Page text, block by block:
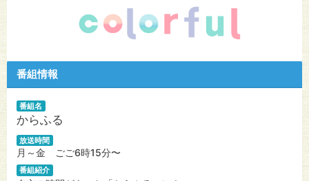
番組情報
番組名
からふる
放送時間
月～金 ごご6時15分〜
番組紹介